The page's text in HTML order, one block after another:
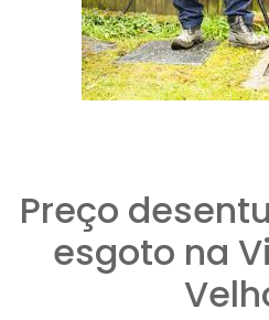
Preço
esgoto na